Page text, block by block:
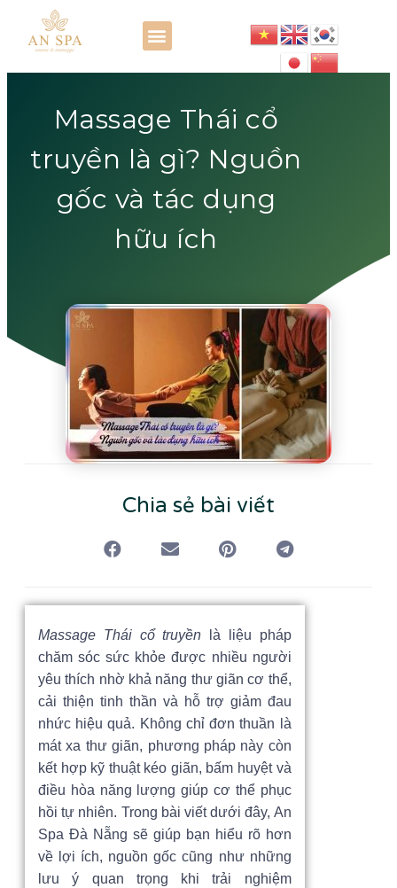
Massage Thái cổ
truyền là gì? Nguồn
gốc và tác dụng
hữu ích
Chia sẻ bài viết
Massage Thái cổ truyền là liệu pháp
chăm sóc sức khỏe được nhiều người
yêu thích nhờ khả năng thư giãn cơ thể,
cải thiện tinh thần và hỗ trợ giảm đau
nhức hiệu quả. Không chỉ đơn thuần là
mát xa thư giãn, phương pháp này còn
kết hợp kỹ thuật kéo giãn, bấm huyệt và
điều hòa năng lượng giúp cơ thể phục
hồi tự nhiên. Trong bài viết dưới đây, An
Spa Đà Nẵng sẽ giúp bạn hiểu rõ hơn
về lợi ích, nguồn gốc cũng như những
lưu ý quan trọng khi trải nghiệm